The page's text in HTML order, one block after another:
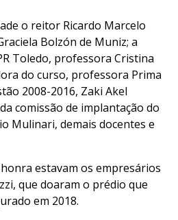
o reitor Ricardo Marcelo
Bolzón de Muniz; a
Toledo, professora Cristina
do curso, professora Prima
2008-2016, Zaki Akel
comissão de implantação do
Mulinari, demais docentes e
estavam os empresários
que doaram o prédio que
em 2018.